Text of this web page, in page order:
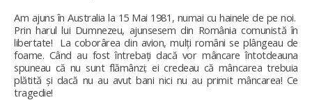
Am ajuns în Australia la 15 Mai 1981, numai cu hainele de pe noi.
Prin harul lui Dumnezeu, ajunsesem din România comunistă în
libertate! La coborârea din avion, mulți români se plângeau de
foame. Când au fost întrebați dacă vor mâncare întotdeauna
spuneau că nu sunt flămânzi; ei credeau că mâncarea trebuia
plătită și dacă nu au avut bani nici nu au primit mâncarea! Ce
tragedie!